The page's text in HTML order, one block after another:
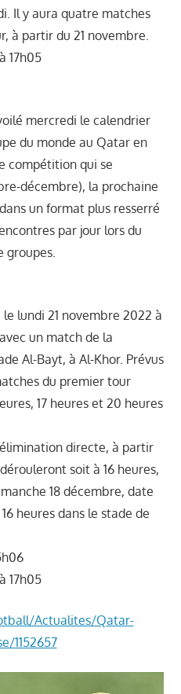
Il y aura quatre matches
à partir du 21 novembre.
17h05
mercredi le calendrier
du monde au Qatar en
compétition qui se
décembre), la prochaine
un format plus resserré
par jour lors du
groupes.
lundi 21 novembre 2022 à
un match de la
Al-Bayt, à Al-Khor. Prévus
du premier tour
17 heures et 20 heures
directe, à partir
soit à 16 heures,
18 décembre, date
heures dans le stade de
17h05
Actualites/Qatar-
1152657